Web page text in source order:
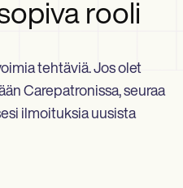
rooli
tehtäviä. Jos olet
Carepatronissa, seuraa
ilmoituksia uusista